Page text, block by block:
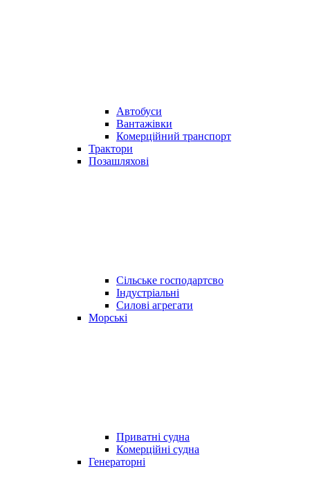
Автобуси
Вантажівки
Комерційний транспорт
Трактори
Позашляхові
Сільське господартсво
Індустріальні
Силові агрегати
Морські
Приватні судна
Комерційні судна
Генераторні